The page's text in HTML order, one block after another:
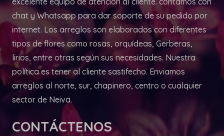
chat y Whatsapp para dar soporte de su pedido por
internet. Los arreglos son elaborados con diferentes
tipos de flores como rosas, orquídeas, Gerberas,
lirios, entre otras según sus necesidades. Nuestra
política es tener al cliente sastifecho. Enviamos
arreglos al norte, sur, chapinero, centro o cualquier
sector de Neiva.
CONTÁCTENOS